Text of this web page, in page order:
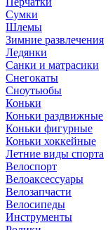
Сумки
Шлемы
Зимние развлечения
Ледянки
Санки и матрасики
Снегокаты
Сноутьюбы
Коньки
Коньки раздвижные
Коньки фигурные
Коньки хоккейные
Летние виды спорта
Велоспорт
Велоаксессуары
Велозапчасти
Велосипеды
Инструменты